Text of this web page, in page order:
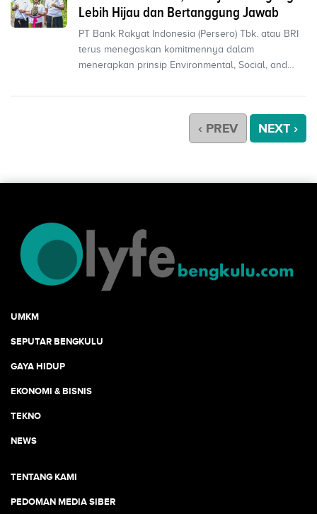
Lebih Hijau dan Bertanggung Jawab
PT Bank Rakyat Indonesia (Persero) Tbk. atau BRI
terus menegaskan komitmennya dalam
menerapkan prinsip Environmental, Social, and
‹ PREV NEXT ›
UMKM
SEPUTAR BENGKULU
GAYA HIDUP
EKONOMI & BISNIS
TEKNO
NEWS
TENTANG KAMI
PEDOMAN MEDIA SIBER